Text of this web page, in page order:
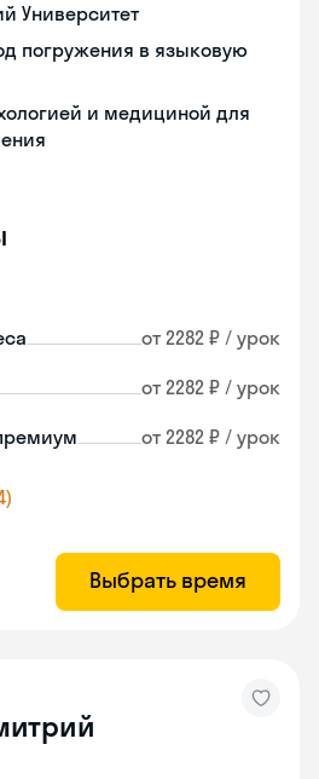
Университет
погружения в языковую
и медициной для
от 2282 ₽ / урок
от 2282 ₽ / урок
от 2282 ₽ / урок
Выбрать время